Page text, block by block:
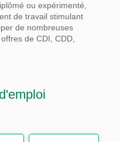
ou expérimenté,
de travail stimulant
de nombreuses
de CDI, CDD,